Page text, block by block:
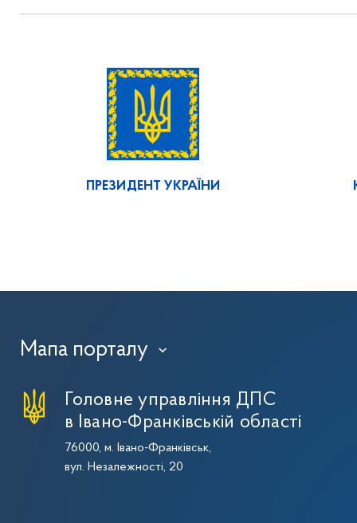
ПРЕЗИДЕНТ УКРАЇНИ
Мапа порталу ›
Головне управління ДПС
в Івано-Франківській області
76000, м. Івано-Франківськ,
вул. Незалежності, 20